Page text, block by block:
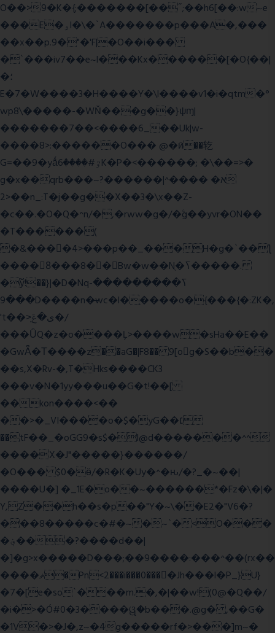
O��>9�K�{;�������[��˝;��h6[��:w~e
���E�ۅl�\�`A�������p���A�,���
��x��p.9�"�'F|�O��i���
�`���iv7��e~l���Kx������[�O{��|
�؛
E�7�W����3�H����Y�\l����v1�i�qtm�°
wp8\�����-�WŇ���g��}ψɱ|
�������7��<����6_��Uk|w-
����8>:������O��� @�ӣ��䢀
G=��9�yǻٷ#����6K�P�<������; �\��=>�
g�x��qrb���~א� ����^|������?
2>��n_:T�j��g��X��3�\x��Z-
�c��.�O�Q�^n/�,�rww�g�/�ۧg��yvr�ON��
�T������(
�&����4>���p��_���H�g�`��ƪ
����8َ���8� �󳳦Bw�w��Nֻ�ߖ�����.
�ў!��}|�D�Nqߖ���������-
���9D����n�̶wc�l�֑����o�{���{�:ZK�,
't��>͍ى�ݝ�/
���ǙQ�z�o����Ļ>����w�sHa��E��
�GwǞ�Τ����z��aG�|F8�� 9[og�S��b��
��s,X�Rv-�,T�Hks����CK3
���v�N�1yy���u��G�t!��[
��kon����<��
��>�_VI����o�$�yG��׆
��tF��_�oGG9�s$�l@d�������^^
����X�J"�����}������/
�O��� $0�ӫ/�R�K�Uy�^�ԋ/�?_�~��|
����U�] �_1E�o��~������*�Fz�\�|�
Y,Z��h��s�p��"Y�~\��E2�"V6�?
���8�����c�#�~�~`�<O���
�؋���?����d��|
�]�g>x�����D���;��9����:���^��(rx��
����ޡ�Pn<2���i���0���𩆿�Jh���l�P_}U}
�7�[e�so`���m.�,�|��w!(0@�Q��/
�i�>�Ó#0�3����ୱ�b���.@g� ,��G�
�1V�>�J�,z~�4g�����rf�>���]m~�